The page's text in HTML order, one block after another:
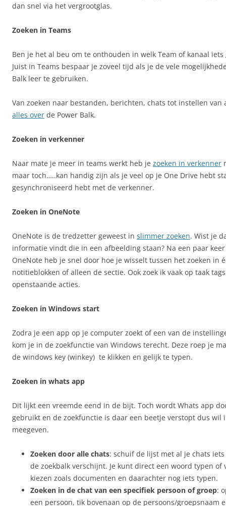
dan snel via het vergrootglas.
Zoeken in Teams
Ben je het al beu om te onthouden in welk Team of kanaal iets
Juist in Teams bespaar je zoveel tijd als je de vele
Balk leer te gebruiken.
Van zoeken naar bestanden, berichten, chats tot instellen van
alles over de Power Balk.
Zoeken in verkenner
Naar mate je meer in teams werkt heb je zoeken in verkenner
maar toch…..kan handig zijn als je veel op je One Drive hebt
gesynchroniseerd hebt met de verkenner.
Zoeken in OneNote
OneNote is de tredzetter geweest in slimmer zoeken. Wist je
informatie vindt die in een afbeelding staan? Na een paar
OneNote heb je snel door hoe je wisselt tussen het zoeken in
notitieblokken of alleen de sectie. Ook zoek ik vaak op taak
openstaande acties.
Zoeken in Windows start
Zodra je een app op je computer zoekt of een van de
kom je in de zoekfunctie van Windows terecht. Deze roep je
de windows key (winkey) te klikken en gelijk te typen.
Zoeken in whats app
Dit lijkt een vreemde eend in de bijt. Toch wordt Whats app
gebruikt en de zoekfunctie is daar een beetje verstopt dus wil
meegeven.
Zoeken door alle chats: schuif de lijst met al je chats
de zoekbalk verschijnt. Je kunt direct een woord typen of
kiezen zoals documenten en daarachter nog iets typen.
Zoeken in de chat van een specifiek persoon of groep:
een persoon, tik bovenaan op de persoons/groepsnaam